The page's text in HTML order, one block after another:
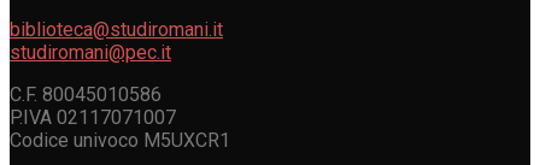
biblioteca@studiromani.it
studiromani@pec.it
C.F. 80045010586
P.IVA 02117071007
Codice univoco M5UXCR1